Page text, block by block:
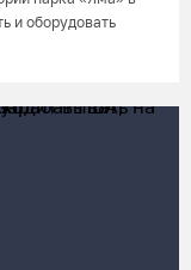
и оборудовать